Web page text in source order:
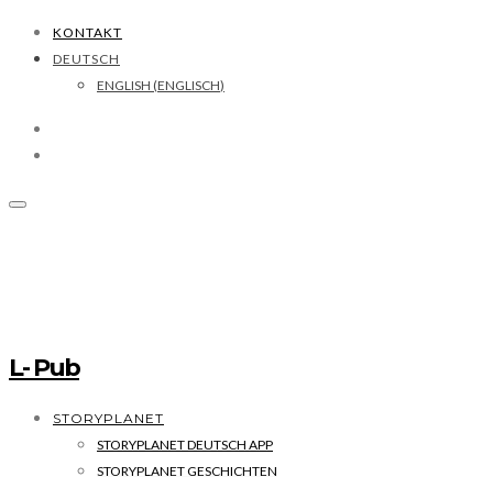
KONTAKT
DEUTSCH
ENGLISH (ENGLISCH)
L- Pub
STORYPLANET
STORYPLANET DEUTSCH APP
STORYPLANET GESCHICHTEN